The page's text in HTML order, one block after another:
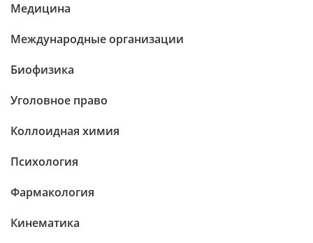
Медицина
Международные организации
Биофизика
Уголовное право
Коллоидная химия
Психология
Фармакология
Кинематика